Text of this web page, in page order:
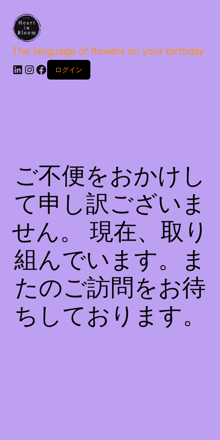
The language of flowers on your birthday
ログイン
ご不便をおかけし
て申し訳ございま
せん。 現在、取り
組んでいます。ま
たのご訪問をお待
ちしております。